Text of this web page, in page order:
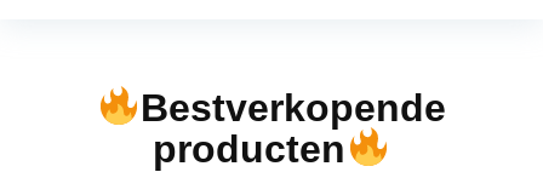
Bestverkopende
producten